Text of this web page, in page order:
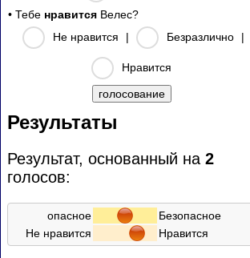
• Тебе нравится Велес?
Не нравится
| Безразлично |
Нравится
Результаты
Результат, основанный на 2
голосов:
опасное
Безопасное
Не нравится
Нравится